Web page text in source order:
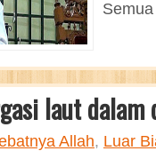
laut
Allah, Luar